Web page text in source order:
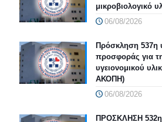
μικροβιολογικό
06/08/2026
Πρόσκληση 537η
προσφοράς για
υγειονομικού
ΑΚΟΠΗ)
06/08/2026
ΠΡΟΣΚΛΗΣΗ